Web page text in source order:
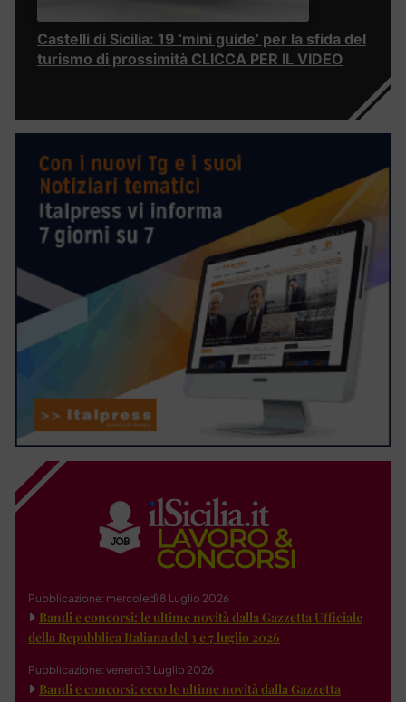
Castelli di Sicilia: 19 ‘mini guide’ per la sfida del
turismo di prossimità CLICCA PER IL VIDEO
Pubblicazione: mercoledì 8 Luglio 2026
Bandi e concorsi: le ultime novità dalla Gazzetta Ufficiale
della Repubblica Italiana del 3 e 7 luglio 2026
Pubblicazione: venerdì 3 Luglio 2026
Bandi e concorsi: ecco le ultime novità dalla Gazzetta